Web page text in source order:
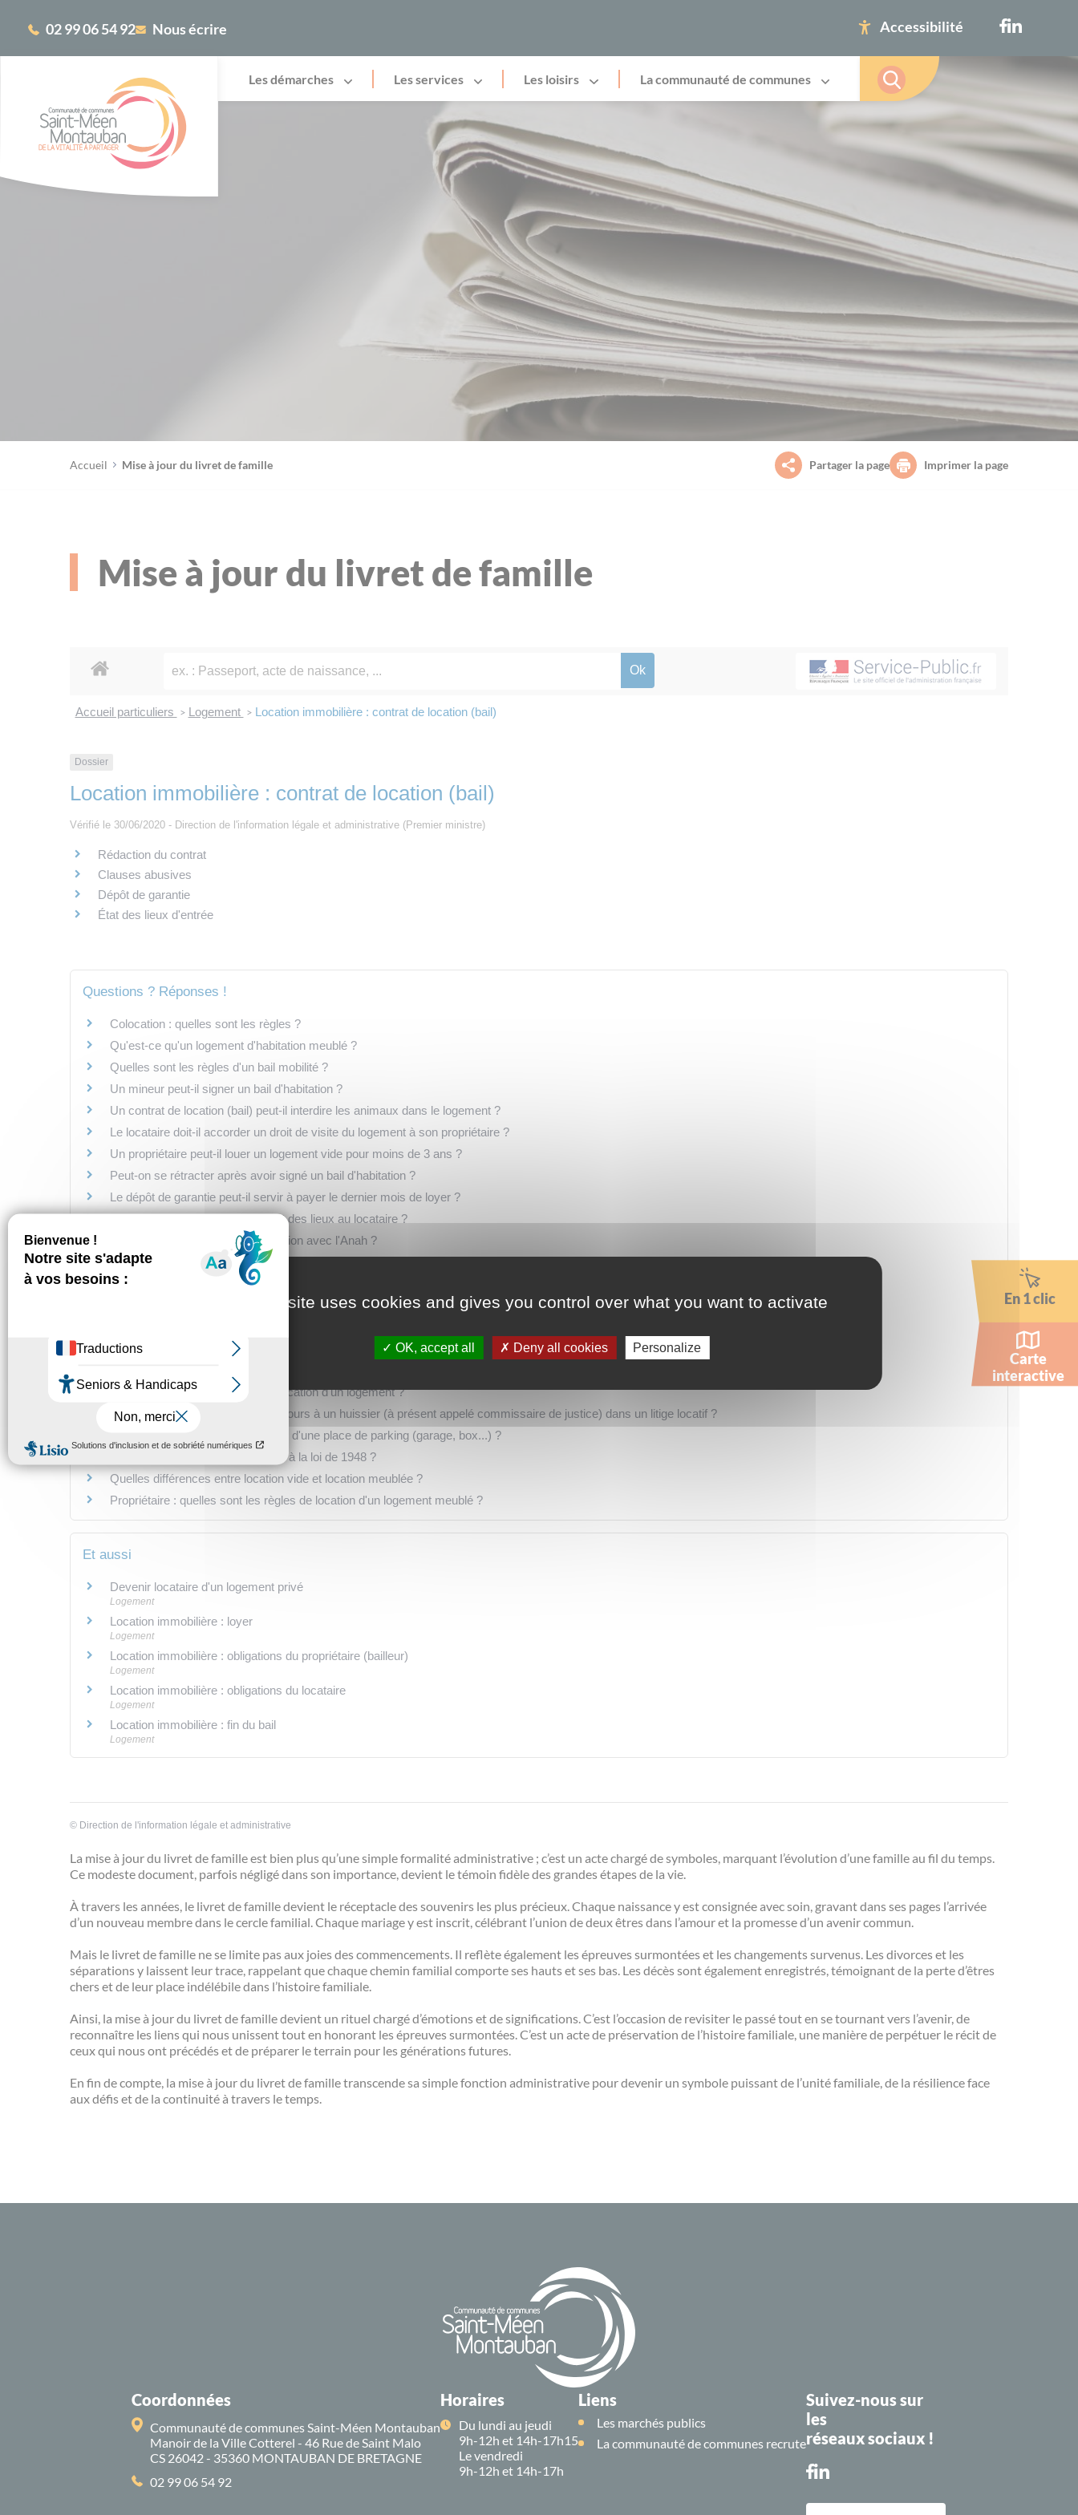
02 99 06 54 92 Nous écrire Accessibilité
Les démarches Les services Les loisirs La communauté de communes
Accueil Mise à jour du livret de famille Partager la page Imprimer la page
Mise à jour du livret de famille
Accueil particuliers > Logement > Location immobilière : contrat de location (bail)
Dossier
Location immobilière : contrat de location (bail)
Vérifié le 30/06/2020 - Direction de l'information légale et administrative (Premier ministre)
Rédaction du contrat
Clauses abusives
Dépôt de garantie
État des lieux d'entrée
Questions ? Réponses !
Colocation : quelles sont les règles ?
Qu'est-ce qu'un logement d'habitation meublé ?
Quelles sont les règles d'un bail mobilité ?
Un mineur peut-il signer un bail d'habitation ?
Un contrat de location (bail) peut-il interdire les animaux dans le logement ?
Le locataire doit-il accorder un droit de visite du logement à son propriétaire ?
Un propriétaire peut-il louer un logement vide pour moins de 3 ans ?
Peut-on se rétracter après avoir signé un bail d'habitation ?
Le dépôt de garantie peut-il servir à payer le dernier mois de loyer ?
Peut-on faire payer les frais d'état des lieux au locataire ?
Dans quel cas signer une convention avec l'Anah ?
Convention Anah : qu'apporte l'intermédiation locative au propriétaire ?
Couple marié locataire de son logement : quelles sont les règles ?
Couple pacsé locataire de son logement : quelles sont les règles ?
Un propriétaire peut-il garder un double des clés de son locataire ?
Que faire en cas de litige lié à la location d'un logement ?
Quel tarif s'applique en cas de recours à un huissier (à présent appelé commissaire de justice) dans un litige locatif ?
Quelles sont les règles de location d'une place de parking (garage, box...) ?
Qu'est-ce qu'un logement soumis à la loi de 1948 ?
Quelles différences entre location vide et location meublée ?
Propriétaire : quelles sont les règles de location d'un logement meublé ?
Et aussi
Devenir locataire d'un logement privé
Logement
Location immobilière : loyer
Logement
Location immobilière : obligations du propriétaire (bailleur)
Logement
Location immobilière : obligations du locataire
Logement
Location immobilière : fin du bail
Logement
© Direction de l'information légale et administrative
La mise à jour du livret de famille est bien plus qu’une simple formalité administrative ; c’est un acte chargé de symboles, marquant l’évolution d’une famille au fil du temps.
Ce modeste document, parfois négligé dans son importance, devient le témoin fidèle des grandes étapes de la vie.
À travers les années, le livret de famille devient le réceptacle des souvenirs les plus précieux. Chaque naissance y est consignée avec soin, gravant dans ses pages l’arrivée
d’un nouveau membre dans le cercle familial. Chaque mariage y est inscrit, célébrant l’union de deux êtres dans l’amour et la promesse d’un avenir commun.
Mais le livret de famille ne se limite pas aux joies des commencements. Il reflète également les épreuves surmontées et les changements survenus. Les divorces et les
séparations y laissent leur trace, rappelant que chaque chemin familial comporte ses hauts et ses bas. Les décès sont également enregistrés, témoignant de la perte d’êtres
chers et de leur place indélébile dans l’histoire familiale.
Ainsi, la mise à jour du livret de famille devient un rituel chargé d’émotions et de significations. C’est l’occasion de revisiter le passé tout en se tournant vers l’avenir, de
reconnaître les liens qui nous unissent tout en honorant les épreuves surmontées. C’est un acte de préservation de l’histoire familiale, une manière de perpétuer le récit de
ceux qui nous ont précédés et de préparer le terrain pour les générations futures.
En fin de compte, la mise à jour du livret de famille transcende sa simple fonction administrative pour devenir un symbole puissant de l’unité familiale, de la résilience face
aux défis et de la continuité à travers le temps.
En 1 clic
Carte
interactive
Coordonnées
Communauté de communes Saint-Méen Montauban
Manoir de la Ville Cotterel - 46 Rue de Saint Malo
CS 26042 - 35360 MONTAUBAN DE BRETAGNE
02 99 06 54 92
Horaires
Du lundi au jeudi
9h-12h et 14h-17h15
Le vendredi
9h-12h et 14h-17h
Liens
Les marchés publics
La communauté de communes recrute
Suivez-nous sur
les
réseaux sociaux !
This site uses cookies and gives you control over what you want to activate
OK, accept all Deny all cookies Personalize